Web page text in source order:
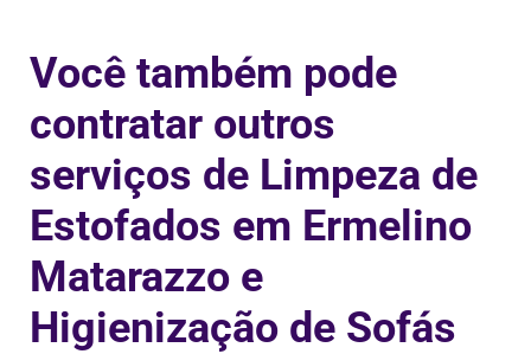
Você também pode
contratar outros
serviços de Limpeza de
Estofados em Ermelino
Matarazzo e
Higienização de Sofás